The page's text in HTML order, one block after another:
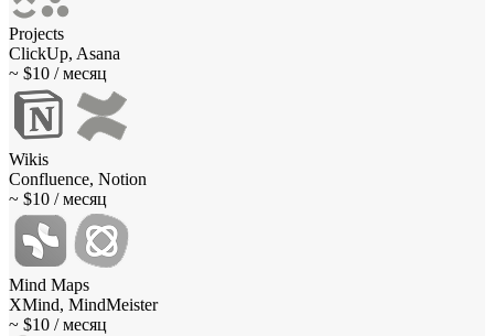
Projects
ClickUp, Asana
~ $10 / месяц
Wikis
Confluence, Notion
~ $10 / месяц
Mind Maps
XMind, MindMeister
~ $10 / месяц